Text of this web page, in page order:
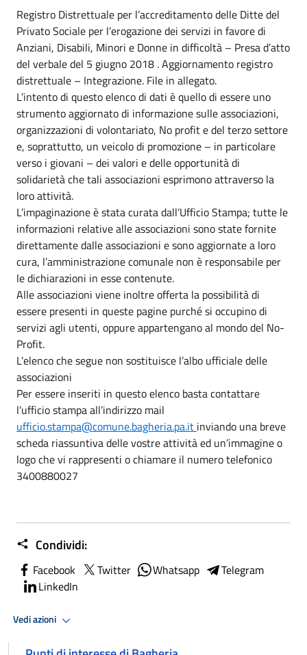
Registro Distrettuale per l’accreditamento delle Ditte del
Privato Sociale per l’erogazione dei servizi in favore di
Anziani, Disabili, Minori e Donne in difficoltà – Presa d’atto
del verbale del 5 giugno 2018 . Aggiornamento registro
distrettuale – Integrazione. File in allegato.
L’intento di questo elenco di dati è quello di essere uno
strumento aggiornato di informazione sulle associazioni,
organizzazioni di volontariato, No profit e del terzo settore
e, soprattutto, un veicolo di promozione – in particolare
verso i giovani – dei valori e delle opportunità di
solidarietà che tali associazioni esprimono attraverso la
loro attività.
L’impaginazione è stata curata dall’Ufficio Stampa; tutte le
informazioni relative alle associazioni sono state fornite
direttamente dalle associazioni e sono aggiornate a loro
cura, l’amministrazione comunale non è responsabile per
le dichiarazioni in esse contenute.
Alle associazioni viene inoltre offerta la possibilità di
essere presenti in queste pagine purché si occupino di
servizi agli utenti, oppure appartengano al mondo del No-
Profit.
L’elenco che segue non sostituisce l’albo ufficiale delle
associazioni
Per essere inseriti in questo elenco basta contattare
l’ufficio stampa all’indirizzo mail
ufficio.stampa@comune.bagheria.pa.it inviando una breve
scheda riassuntiva delle vostre attività ed un’immagine o
logo che vi rappresenti o chiamare il numero telefonico
3400880027
Condividi:
Facebook Twitter Whatsapp
Telegram
LinkedIn
Vedi azioni